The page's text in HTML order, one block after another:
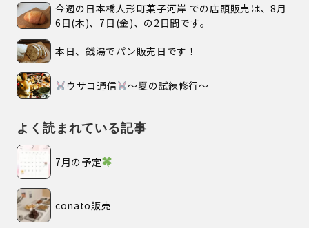
今週の日本橋人形町菓子河岸 での店頭販売は、8月
6日(木)、7日(金)、の2日間です。
本日、銭湯でパン販売日です！
ウサコ通信 〜夏の試練修行〜
よく読まれている記事
7月の予定
conato販売